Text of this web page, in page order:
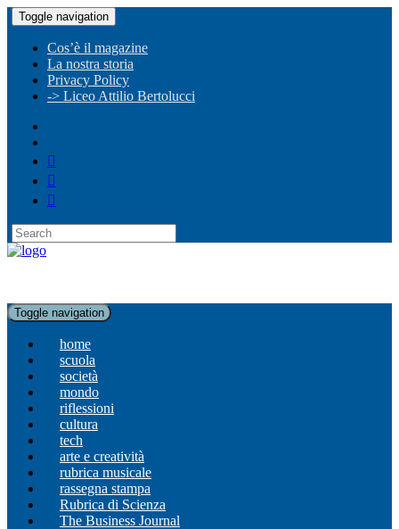
Toggle navigation
Cos’è il magazine
La nostra storia
Privacy Policy
-> Liceo Attilio Bertolucci
Toggle navigation
home
scuola
società
mondo
riflessioni
cultura
tech
arte e creatività
rubrica musicale
rassegna stampa
Rubrica di Scienza
The Business Journal